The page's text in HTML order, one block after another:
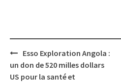
Post
navigation
Esso Exploration Angola :
un don de 520 milles dollars
US pour la santé et